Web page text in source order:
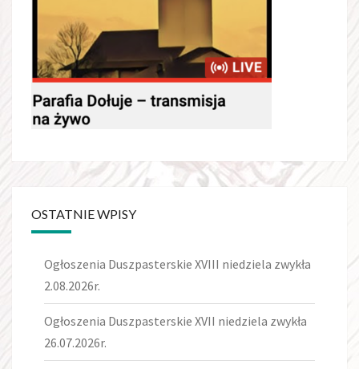
OSTATNIE WPISY
Ogłoszenia Duszpasterskie XVIII niedziela zwykła
2.08.2026r.
Ogłoszenia Duszpasterskie XVII niedziela zwykła
26.07.2026r.